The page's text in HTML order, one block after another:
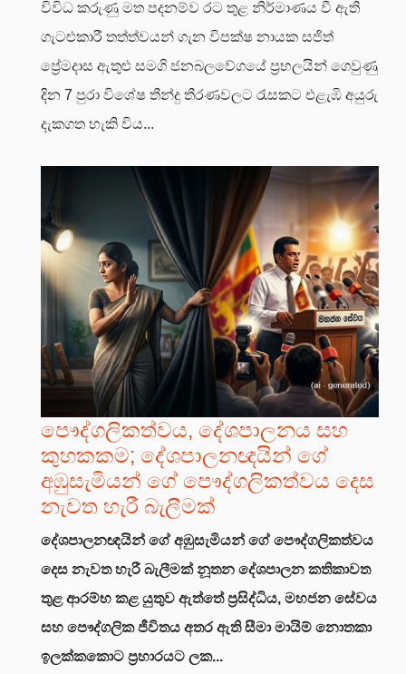
විවිධ කරුණු මත පදනම්ව රට තුළ නිර්මාණය වී ඇති
ගැටළුකාරී තත්ත්වයන් ගැන විපක්ෂ නායක සජිත්
ප්‍රේමදාස ඇතුළු සමගි ජනබලවේගයේ ප්‍රභලයින් ගෙවුණු
දින 7 පුරා විශේෂ තීන්දු තීරණවලට රැසකට එළැඹි අයුරු
දැකගත හැකි විය...
පෞද්ගලිකත්වය, දේශපාලනය සහ
කුහකකම; දේශපාලනඥයින් ගේ
අඹුසැමියන් ගේ පෞද්ගලිකත්වය දෙස
නැවත හැරී බැලීමක්
දේශපාලනඥයින් ගේ අඹුසැමියන් ගේ පෞද්ගලිකත්වය
දෙස නැවත හැරී බැලීමක්නූතන දේශපාලන කතිකාවත
තුළ ආරම්භ කළ යුතුව ඇත්තේ ප්‍රසිද්ධිය, මහජන සේවය
සහ පෞද්ගලික ජීවිතය අතර ඇති සීමා මායිම් නොතකා
ඉලක්කකොට ප්‍රහාරයට ලක...